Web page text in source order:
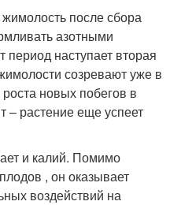
после сбора
азотными
период наступает вторая
созревают уже в
новых побегов в
– растение еще успеет
и калий. Помимо
, он оказывает
воздействий на